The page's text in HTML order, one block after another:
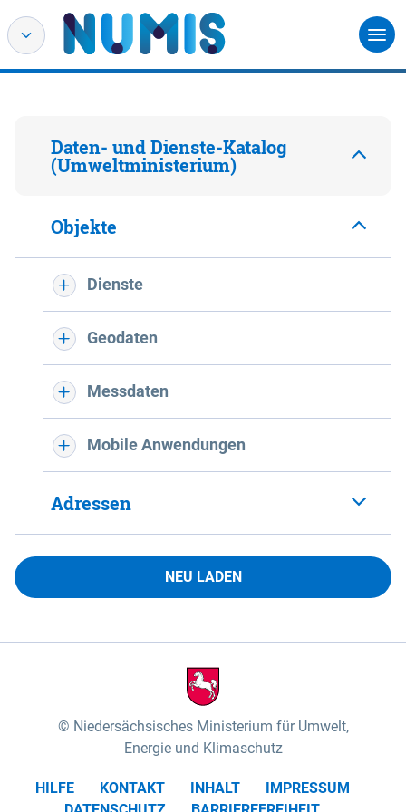
Daten- und Dienste-Katalog
(Umweltministerium)
Objekte
Dienste
Geodaten
Messdaten
Mobile Anwendungen
Adressen
NEU LADEN
Niedersächsisches Ministerium für Umwelt,
Energie und Klimaschutz
HILFE KONTAKT INHALT
IMPRESSUM